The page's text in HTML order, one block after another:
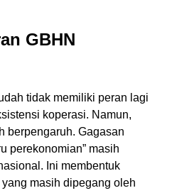
GBHN
tidak memiliki peran lagi
koperasi. Namun,
berpengaruh. Gagasan
perekonomian” masih
Ini membentuk
yang masih dipegang oleh